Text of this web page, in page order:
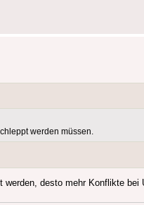
werden müssen.
desto mehr Konflikte bei